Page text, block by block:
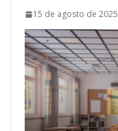
15 de agosto de 2025